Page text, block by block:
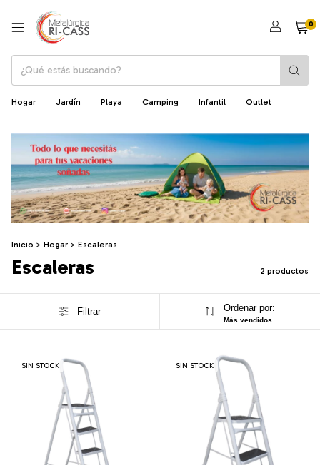
0
Hogar Jardín Playa Camping Infantil Outlet
Inicio > Hogar > Escaleras
Escaleras 2 productos
Filtrar Ordenar por:
Más vendidos
SIN STOCK SIN STOCK